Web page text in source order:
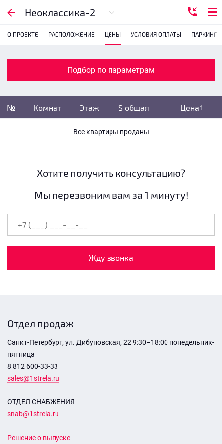
Неоклассика-2
О ПРОЕКТЕ РАСПОЛОЖЕНИЕ ЦЕНЫ УСЛОВИЯ ОПЛАТЫ ПАРКИНГ
Подбор по параметрам
№ Комнат Этаж S общая Цена
Все квартиры проданы
Подбор по параметрам
1
Убрать переуступки
S общая не указана
все этажи
Хотите получить консультацию?
Мы перезвоним вам за 1 минуту!
Жду звонка
Отдел продаж
Санкт-Петербург, ул. Дибуновская, 22 9:30–18:00 понедельник-
пятница
8 812 600-33-33
sales@1strela.ru
ОТДЕЛ СНАБЖЕНИЯ
snab@1strela.ru
Решение о выпуске